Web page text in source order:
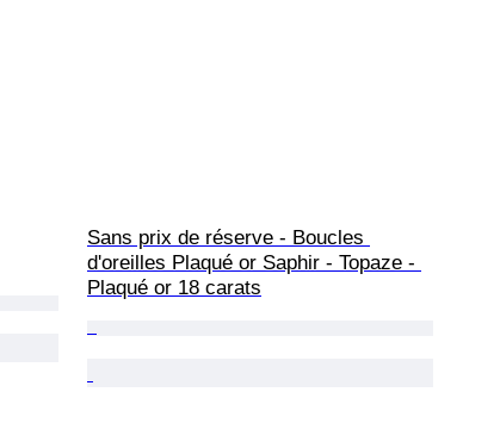
Sans prix de réserve - Boucles
d'oreilles Plaqué or Saphir - Topaze -
Plaqué or 18 carats